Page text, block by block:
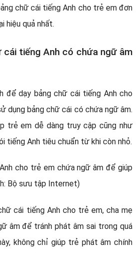
chữ cái tiếng Anh cho trẻ em đơn
hiệu quả nhất.
cái tiếng Anh có chứa ngữ âm
để dạy bảng chữ cái tiếng Anh cho
dụng bảng chữ cái có chứa ngữ âm.
trẻ em dễ dàng truy cập cũng như
tiếng Anh tiêu chuẩn từ khi còn nhỏ.
cái tiếng Anh cho trẻ em, cha mẹ
âm để tránh phát âm sai trong quá
không chỉ giúp trẻ phát âm chính